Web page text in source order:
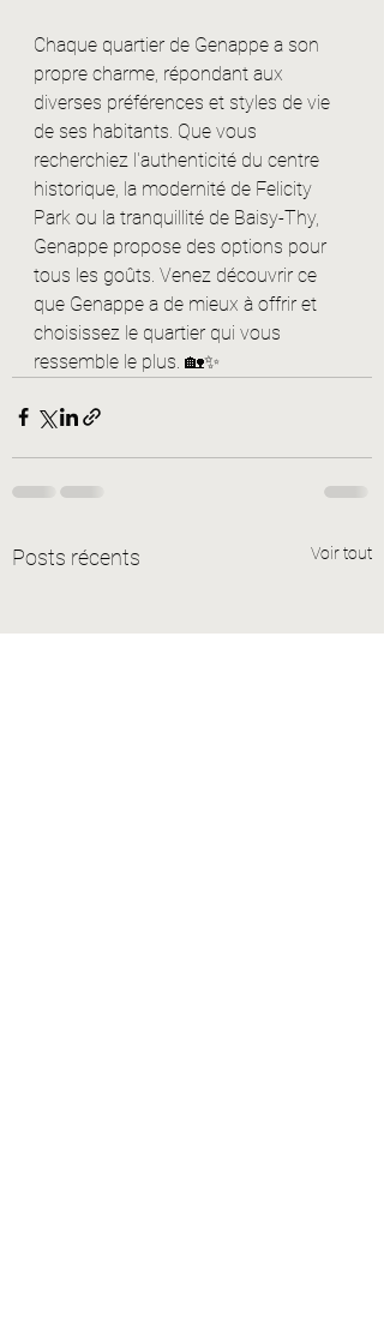
Chaque quartier de Genappe a son
propre charme, répondant aux
diverses préférences et styles de vie
de ses habitants. Que vous
recherchiez l'authenticité du centre
historique, la modernité de Felicity
Park ou la tranquillité de Baisy-Thy,
Genappe propose des options pour
tous les goûts. Venez découvrir ce
que Genappe a de mieux à offrir et
choisissez le quartier qui vous
ressemble le plus. 🏡✨
Posts récents Voir tout